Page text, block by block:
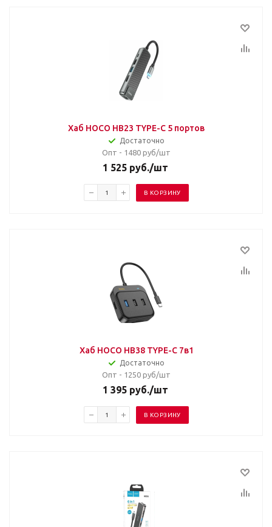
Хаб HOCO HB23 TYPE-C 5 портов
Достаточно
Опт - 1480 руб/шт
1 525руб./шт
В КОРЗИНУ
Хаб HOCO HB38 TYPE-C 7в1
Достаточно
Опт - 1250 руб/шт
1 395руб./шт
В КОРЗИНУ